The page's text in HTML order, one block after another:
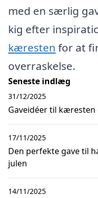
med en særlig
kig efter
kæresten for at
overraskelse.
Seneste indlæg
Gaveidéer til
31/12/2025
Den perfekte gave til
julen
17/11/2025
14/11/2025